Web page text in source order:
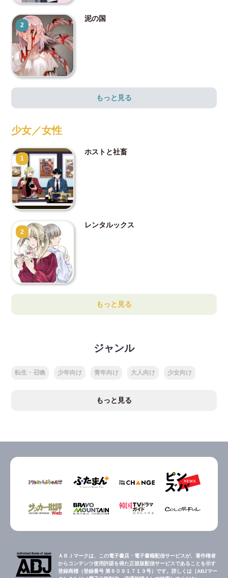
2
泥の国
もっと見る
少女／女性
1
ホストと社畜
2
レンタルックス
もっと見る
ジャンル
転生・召喚 少年向け 青年向け 大人向け 少女向け
もっと見る
ＡＢＪマークは、この電子書店・電子書籍配信サービスが、著作権者
からコンテンツ使用許諾を得た正規版配信サービスであることを示す
登録商標（登録番号 第６０９１７１３号）です。詳しくは［ABJマー